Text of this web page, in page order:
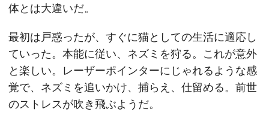
体とは大違いだ。
最初は戸惑ったが、すぐに猫としての生活に適応し
ていった。本能に従い、ネズミを狩る。これが意外
と楽しい。レーザーポインターにじゃれるような感
覚で、ネズミを追いかけ、捕らえ、仕留める。前世
のストレスが吹き飛ぶようだ。